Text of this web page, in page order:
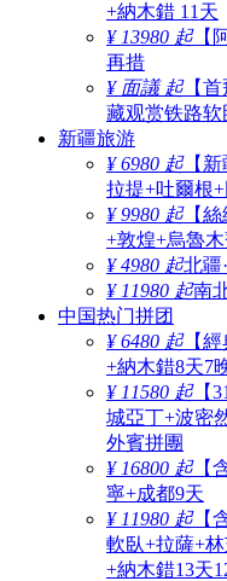
+納木錯 11天
¥ 13980 起【
再措
¥ 面議 起【首
藏观赏铁路软
新疆旅游
¥ 6980 起【新
拉提+吐爾根
¥ 9980 起【絲
+敦煌+烏魯
¥ 4980 起北疆
¥ 11980 起南
中国热门拼团
¥ 6480 起【經
+納木錯8天7
¥ 11580 起【
城亞丁+波密
外賓拼團
¥ 16800 起【
寧+成都9天
¥ 11980 起【
軟臥+拉薩+
+納木錯13天